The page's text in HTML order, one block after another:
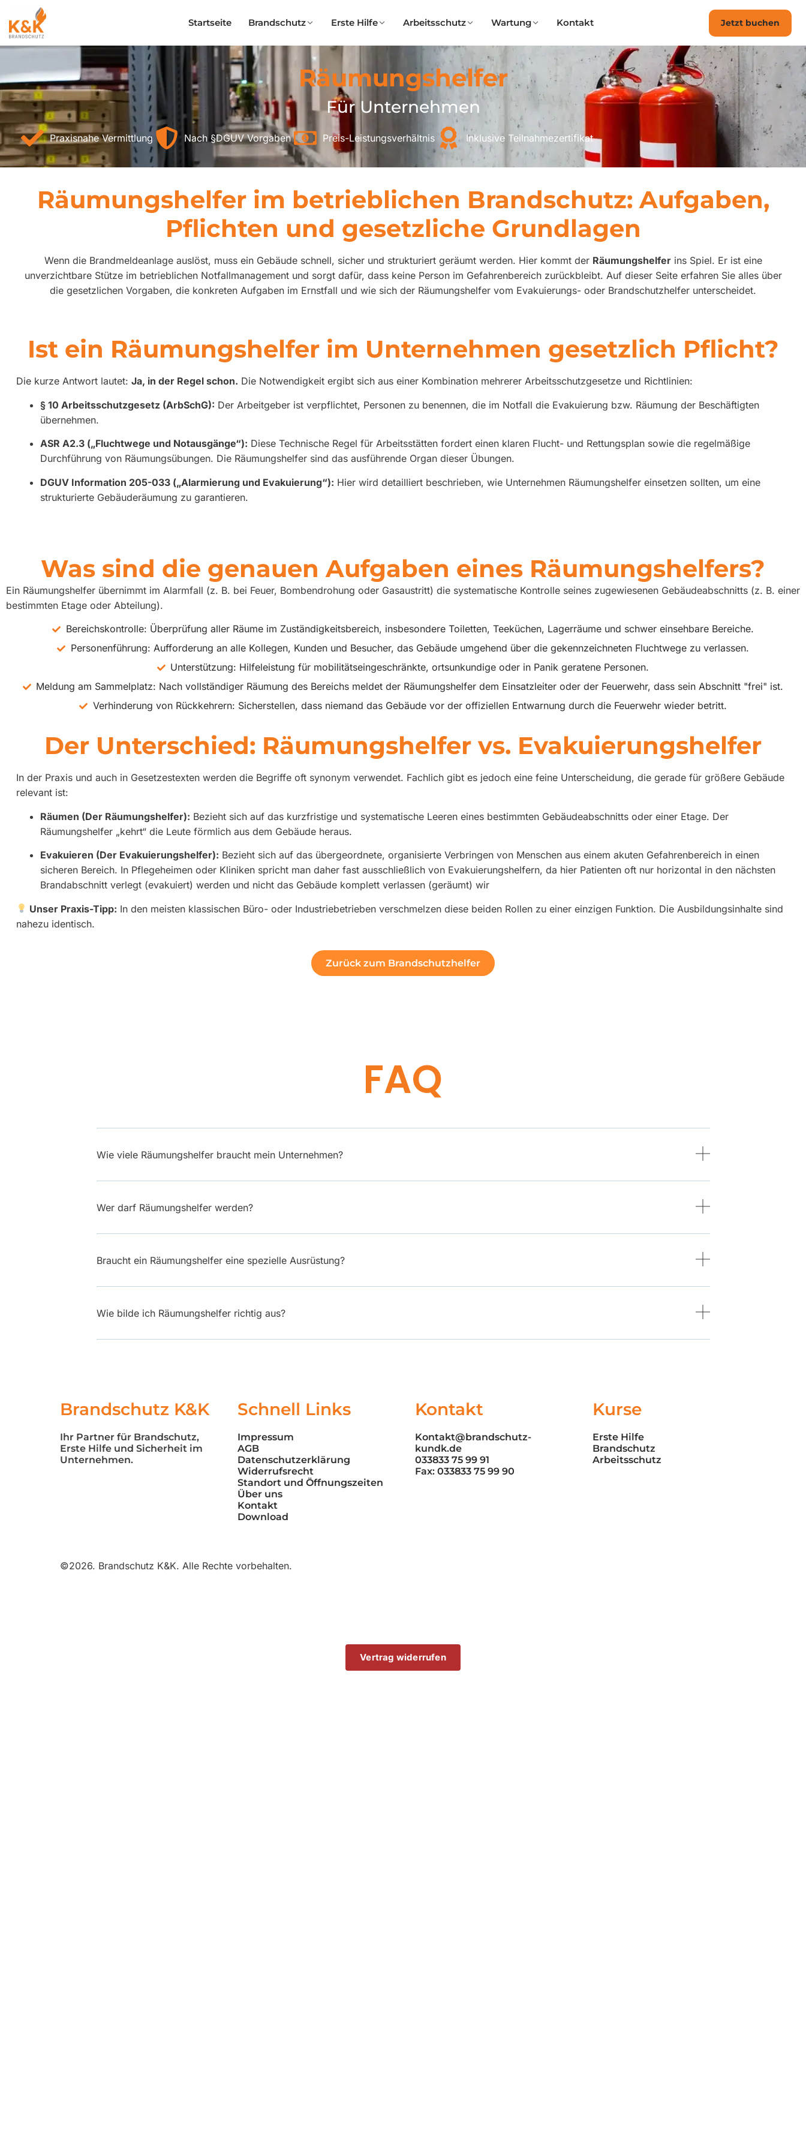
springen
Startseite Brandschutz Erste Hilfe Arbeitsschutz Wartung Kontakt Jetzt buchen
Räumungshelfer
Für Unternehmen
Praxisnahe Vermittlung Nach §DGUV Vorgaben Preis-Leistungsverhältnis Inklusive Teilnahmezertifikat
Räumungshelfer im betrieblichen Brandschutz: Aufgaben,
Pflichten und gesetzliche Grundlagen
Wenn die Brandmeldeanlage auslöst, muss ein Gebäude schnell, sicher und strukturiert geräumt werden. Hier kommt der Räumungshelferins Spiel. Er ist eine
unverzichtbare Stütze im betrieblichen Notfallmanagement und sorgt dafür, dass keine Person im Gefahrenbereich zurückbleibt. Auf dieser Seite erfahren Sie alles über
die gesetzlichen Vorgaben, die konkreten Aufgaben im Ernstfall und wie sich der Räumungshelfer vom Evakuierungs- oder Brandschutzhelfer unterscheidet.
Ist ein Räumungshelfer im Unternehmen gesetzlich Pflicht?
Die kurze Antwort lautet: Ja, in der Regel schon. Die Notwendigkeit ergibt sich aus einer Kombination mehrerer Arbeitsschutzgesetze und Richtlinien:
§ 10 Arbeitsschutzgesetz (ArbSchG): Der Arbeitgeber ist verpflichtet, Personen zu benennen, die im Notfall die Evakuierung bzw. Räumung der Beschäftigten
übernehmen.
ASR A2.3 („Fluchtwege und Notausgänge“): Diese Technische Regel für Arbeitsstätten fordert einen klaren Flucht- und Rettungsplan sowie die regelmäßige
Durchführung von Räumungsübungen. Die Räumungshelfer sind das ausführende Organ dieser Übungen.
DGUV Information 205-033 („Alarmierung und Evakuierung“): Hier wird detailliert beschrieben, wie Unternehmen Räumungshelfer einsetzen sollten, um eine
strukturierte Gebäuderäumung zu garantieren.
Was sind die genauen Aufgaben eines Räumungshelfers?
Ein Räumungshelfer übernimmt im Alarmfall (z. B. bei Feuer, Bombendrohung oder Gasaustritt) die systematische Kontrolle seines zugewiesenen Gebäudeabschnitts (z. B. einer
bestimmten Etage oder Abteilung).
Bereichskontrolle: Überprüfung aller Räume im Zuständigkeitsbereich, insbesondere Toiletten, Teeküchen, Lagerräume und schwer einsehbare Bereiche.
Personenführung: Aufforderung an alle Kollegen, Kunden und Besucher, das Gebäude umgehend über die gekennzeichneten Fluchtwege zu verlassen.
Unterstützung: Hilfeleistung für mobilitätseingeschränkte, ortsunkundige oder in Panik geratene Personen.
Meldung am Sammelplatz: Nach vollständiger Räumung des Bereichs meldet der Räumungshelfer dem Einsatzleiter oder der Feuerwehr, dass sein Abschnitt "frei" ist.
Verhinderung von Rückkehrern: Sicherstellen, dass niemand das Gebäude vor der offiziellen Entwarnung durch die Feuerwehr wieder betritt.
Der Unterschied: Räumungshelfer vs. Evakuierungshelfer
In der Praxis und auch in Gesetzestexten werden die Begriffe oft synonym verwendet. Fachlich gibt es jedoch eine feine Unterscheidung, die gerade für größere Gebäude
relevant ist:
Räumen (Der Räumungshelfer): Bezieht sich auf das kurzfristige und systematische Leeren eines bestimmten Gebäudeabschnitts oder einer Etage. Der
Räumungshelfer „kehrt“ die Leute förmlich aus dem Gebäude heraus.
Evakuieren (Der Evakuierungshelfer): Bezieht sich auf das übergeordnete, organisierte Verbringen von Menschen aus einem akuten Gefahrenbereich in einen
sicheren Bereich. In Pflegeheimen oder Kliniken spricht man daher fast ausschließlich von Evakuierungshelfern, da hier Patienten oft nur horizontal in den nächsten
Brandabschnitt verlegt (evakuiert) werden und nicht das Gebäude komplett verlassen (geräumt) wir
Unser Praxis-Tipp: In den meisten klassischen Büro- oder Industriebetrieben verschmelzen diese beiden Rollen zu einer einzigen Funktion. Die Ausbildungsinhalte sind
nahezu identisch.
Zurück zum Brandschutzhelfer
FAQ
Wie viele Räumungshelfer braucht mein Unternehmen?
Wer darf Räumungshelfer werden?
Braucht ein Räumungshelfer eine spezielle Ausrüstung?
Wie bilde ich Räumungshelfer richtig aus?
Brandschutz K&K
Ihr Partner für Brandschutz,
Erste Hilfe und Sicherheit im
Unternehmen.
Schnell Links
Impressum
AGB
Datenschutzerklärung
Widerrufsrecht
Standort und Öffnungszeiten
Über uns
Kontakt
Download
Kontakt
Kontakt@brandschutz-
kundk.de
033833 75 99 91
Fax: 033833 75 99 90
Kurse
Erste Hilfe
Brandschutz
Arbeitsschutz
©2026. Brandschutz K&K. Alle Rechte vorbehalten.
Vertrag widerrufen